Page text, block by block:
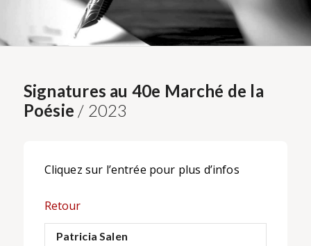
Signatures au 40e Marché de la
Poésie / 2023
Cliquez sur l’entrée pour plus d’infos
Retour
Patricia Salen